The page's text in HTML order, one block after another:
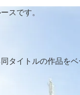
スです。
タイトルの作品を